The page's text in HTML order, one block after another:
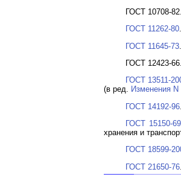
ГОСТ 10708-
ГОСТ 11262-80
ГОСТ 11645-73
ГОСТ 12423-
ГОСТ 13511-
(в ред. Изменения N
ГОСТ 14192-96
ГОСТ 15150-69
хранения и
ГОСТ 18599-
ГОСТ 21650-76